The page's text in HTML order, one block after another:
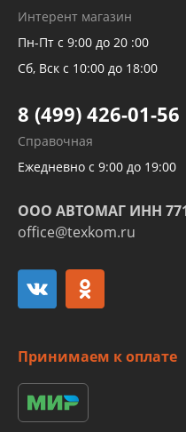
Рукавов гидроусилителей
Рукавов компрессоров и
Трубок кондиционеров
Развертка пайка медных
алюминиевых трубок и
Интерент магазин
Пн-Пт с 9:00 до 20 :00
Сб, Вск с 10:00 до 18:00
8 (499) 426-01-56
Справочная
Ежедневно с 9:00 до 19:00
ООО АВТОМАГ ИНН
office@texkom.ru
Принимаем к оплате